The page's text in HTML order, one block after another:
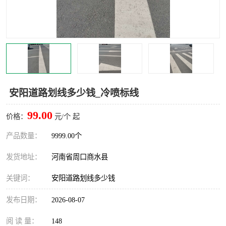
安阳道路划线多少钱_冷喷标线
价格： 99.00 元/个 起
产品数量： 9999.00个
发货地址： 河南省周口商水县
关键词： 安阳道路划线多少钱
发布日期： 2026-08-07
阅 读 量： 148